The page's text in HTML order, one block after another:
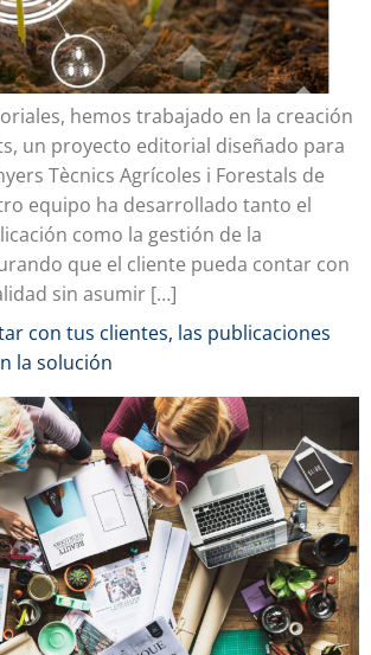
hemos trabajado en la creación
un proyecto editorial diseñado para
Tècnics Agrícoles i Forestals de
equipo ha desarrollado tanto el
como la gestión de la
que el cliente pueda contar con
sin asumir […]
con tus clientes, las publicaciones
la solución